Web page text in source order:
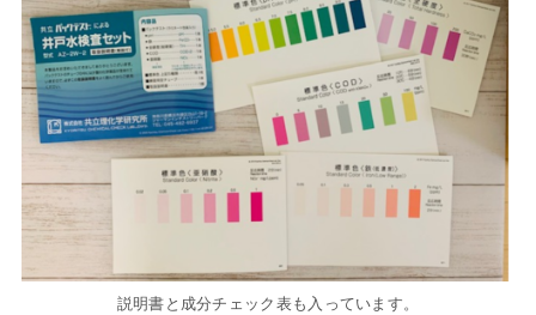
説明書と成分チェック表も入っています。